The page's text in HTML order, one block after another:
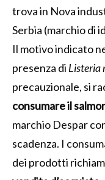
trova in Nova
Serbia (marchio di
Il motivo indicato
presenza di Listeria
precauzionale, si
consumare il
marchio Despar
scadenza. I
dei prodotti